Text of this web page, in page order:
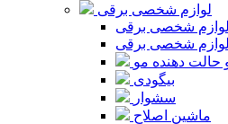
لوازم شخصی برقی
شخصی برقی
لوازم شخصی برقی
و حالت دهنده مو
بیگودی
سشوار
ماشین اصلاح